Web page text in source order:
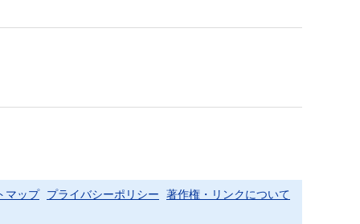
マップ プライバシーポリシー 著作権・リンクについて